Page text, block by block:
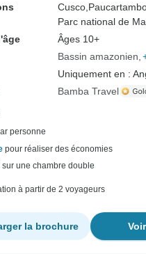
Cusco,
Parc national de
Âges 10+
Bassin amazonien
Uniquement en :
Bamba Travel
personne
pour réaliser des économies
sur une chambre double
à partir de 2 voyageurs
la brochure